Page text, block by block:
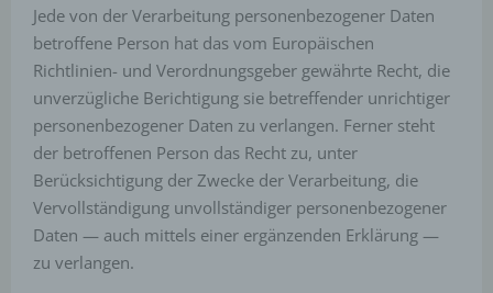
Jede von der Verarbeitung personenbezogener Daten
betroffene Person hat das vom Europäischen
Richtlinien- und Verordnungsgeber gewährte Recht, die
unverzügliche Berichtigung sie betreffender unrichtiger
personenbezogener Daten zu verlangen. Ferner steht
der betroffenen Person das Recht zu, unter
Berücksichtigung der Zwecke der Verarbeitung, die
Vervollständigung unvollständiger personenbezogener
Daten — auch mittels einer ergänzenden Erklärung —
zu verlangen.
Hinterlässt eine betroffene Person einen
Kommentar in dem auf dieser Internetseite
veröffentlichten Blog, werden neben den von der
betroffenen Person hinterlassenen Kommentaren
auch Angaben zum Zeitpunkt der
Kommentareingabe sowie zu dem von der
betroffenen Person gewählten Nutzernamen
(Pseudonym) gespeichert und veröffentlicht.
Ferner wird die vom Internet-Service-Provider
(ISP) der betroffenen Person vergebene IP-
Adresse mitprotokolliert. Diese Speicherung der